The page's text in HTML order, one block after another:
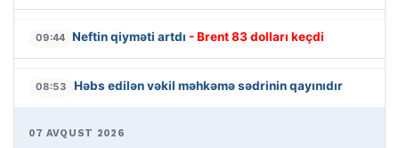
09:44 Neftin qiyməti artdı - Brent 83 dolları keçdi
08:53 Həbs edilən vəkil məhkəmə sədrinin qayınıdır
07 AVQUST 2026